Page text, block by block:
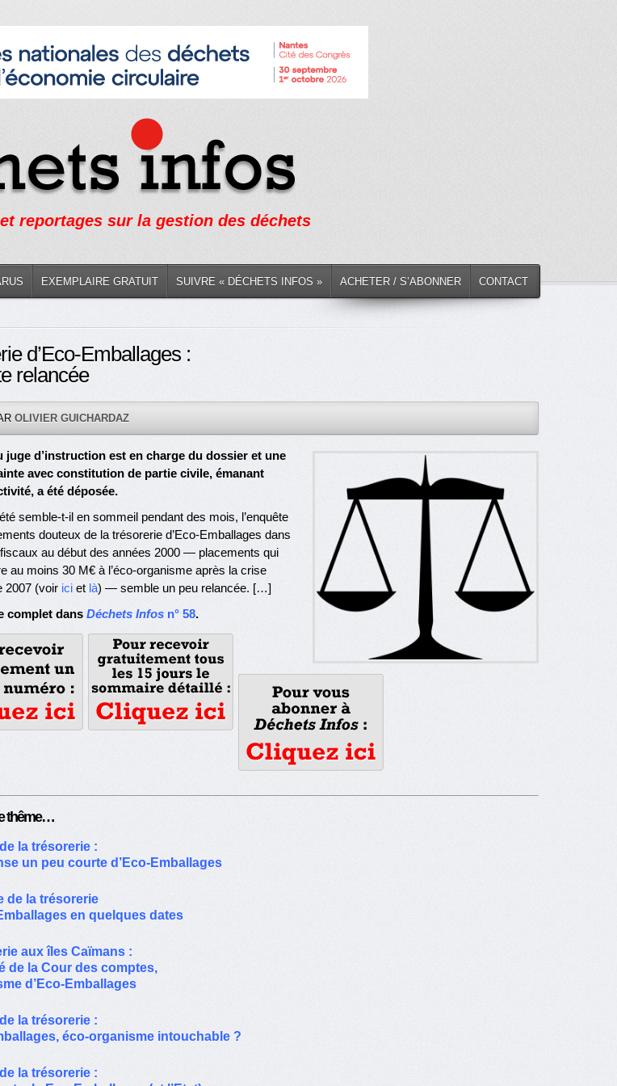
reportages sur la gestion des déchets
EXEMPLAIRE GRATUIT SUIVRE « DÉCHETS INFOS » ACHETER / S’ABONNER CONTACT
d’Eco-Emballages :
relancée
OLIVIER GUICHARDAZ
juge d’instruction est en charge du dossier et une
avec constitution de partie civile, émanant
a été déposée.
semble-t-il en sommeil pendant des mois, l’enquête
douteux de la trésorerie d’Eco-Emballages dans
au début des années 2000 — placements qui
au moins 30 M€ à l’éco-organisme après la crise
2007 (voir iciet là) — semble un peu relancée. […]
complet dans Déchets Infos n° 58.
thême…
la trésorerie :
un peu courte d’Eco-Emballages
de la trésorerie
en quelques dates
aux îles Caïmans :
de la Cour des comptes,
d’Eco-Emballages
la trésorerie :
éco-organisme intouchable ?
la trésorerie :